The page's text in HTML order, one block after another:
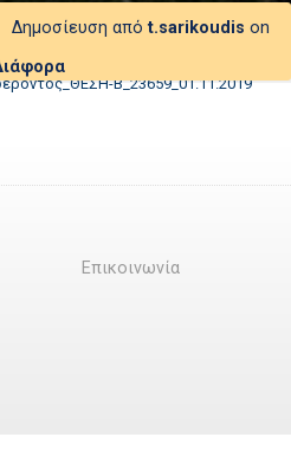
Δημοσίευση απόt.sarikoudis on
Β_23659_01.11.2019
Επικοινωνία